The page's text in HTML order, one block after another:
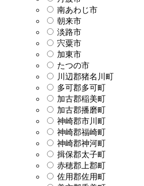
南あわじ市
朝来市
淡路市
宍粟市
加東市
たつの市
川辺郡猪名川町
多可郡多可町
加古郡稲美町
加古郡播磨町
神崎郡市川町
神崎郡福崎町
神崎郡神河町
揖保郡太子町
赤穂郡上郡町
佐用郡佐用町